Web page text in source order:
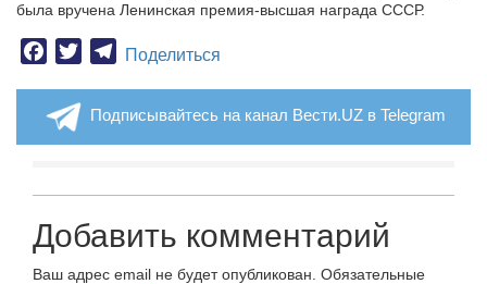
была вручена Ленинская премия-высшая награда СССР.
Facebook
TwitterTelegram
Поделиться
Подписывайтесь на канал Вести.UZ в Telegram
Добавить комментарий
Ваш адрес email не будет опубликован. Обязательные